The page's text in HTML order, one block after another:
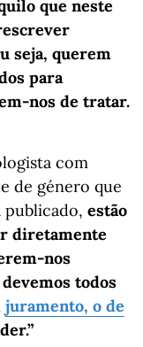
que neste
seja, querem
para
nos de tratar.
com
de género que
publicado, estão
diretamente
nos
todos
juramento, o de